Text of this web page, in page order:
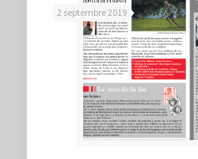
2 septembre 2019